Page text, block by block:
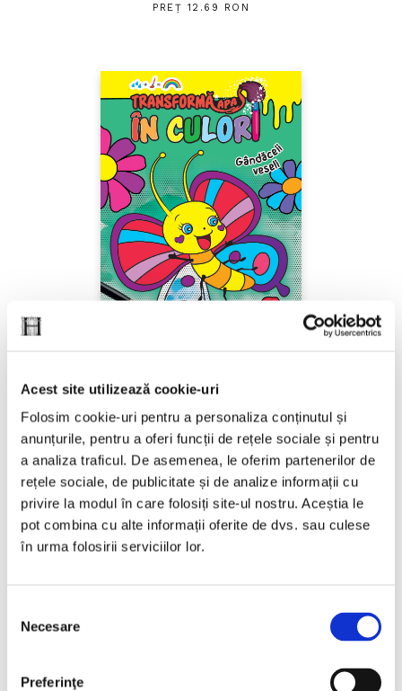
Acest site utilizează cookie-uri
Folosim cookie-uri pentru a personaliza conținutul și
anunțurile, pentru a oferi funcții de rețele sociale și pentru
a analiza traficul. De asemenea, le oferim partenerilor de
rețele sociale, de publicitate și de analize informații cu
privire la modul în care folosiți site-ul nostru. Aceștia le
pot combina cu alte informații oferite de dvs. sau culese
în urma folosirii serviciilor lor.
consimțământului
Necesare
Preferinţe
PREȚ 12.69 RON
PREȚ 12.69 RON